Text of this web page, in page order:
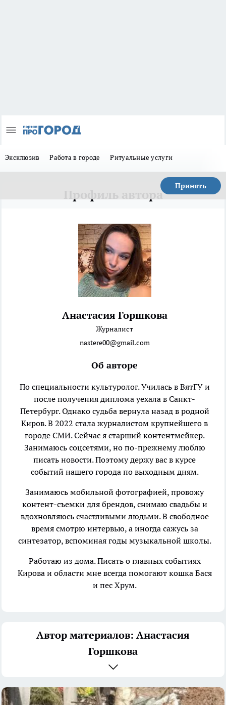
Эксклюзив Работа в городе Ритуальные услуги
Принять
Профиль автора
Анастасия Горшкова
Журналист
nastere00@gmail.com
Об авторе
По специальности культуролог. Училась в ВятГУ и
после получения диплома уехала в Санкт-
Петербург. Однако судьба вернула назад в родной
Киров. В 2022 стала журналистом крупнейшего в
городе СМИ. Сейчас я старший контентмейкер.
Занимаюсь соцсетями, но по-прежнему люблю
писать новости. Поэтому держу вас в курсе
событий нашего города по выходным дням.
Занимаюсь мобильной фотографией, провожу
контент-съемки для брендов, снимаю свадьбы и
вдохновляюсь счастливыми людьми. В свободное
время смотрю интервью, а иногда сажусь за
синтезатор, вспоминая годы музыкальной школы.
Работаю из дома. Писать о главных событиях
Кирова и области мне всегда помогают кошка Бася
и пес Хрум.
Автор материалов: Анастасия
Горшкова